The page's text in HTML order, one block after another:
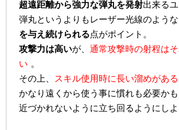
超遠距離から強力な弾丸を発射出来るユ
弾丸というよりもレーザー光線のよう
を与え続けられる点がポイント。
攻撃力は高いが、通常攻撃時の射程は
い 。
その上、 スキル使用時に長い溜めがある
かなり遠くから使う事に慣れも必要かも
近づかれないように立ち回るようにしよ